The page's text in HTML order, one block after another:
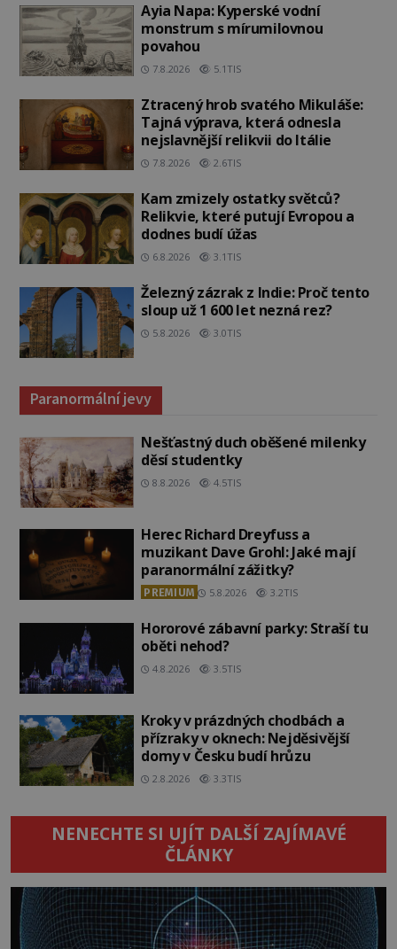
Ayia Napa: Kyperské vodní
monstrum s mírumilovnou
povahou
7.8.2026 5.1TIS
Ztracený hrob svatého Mikuláše:
Tajná výprava, která odnesla
nejslavnější relikvii do Itálie
7.8.2026 2.6TIS
Kam zmizely ostatky světců?
Relikvie, které putují Evropou a
dodnes budí úžas
6.8.2026 3.1TIS
Železný zázrak z Indie: Proč tento
sloup už 1 600 let nezná rez?
5.8.2026 3.0TIS
Paranormální jevy
Nešťastný duch oběšené milenky
děsí studentky
8.8.2026 4.5TIS
Herec Richard Dreyfuss a
muzikant Dave Grohl: Jaké mají
paranormální zážitky?
PREMIUM 5.8.2026 3.2TIS
Hororové zábavní parky: Straší tu
oběti nehod?
4.8.2026 3.5TIS
Kroky v prázdných chodbách a
přízraky v oknech: Nejděsivější
domy v Česku budí hrůzu
2.8.2026 3.3TIS
NENECHTE SI UJÍT DALŠÍ ZAJÍMAVÉ
ČLÁNKY